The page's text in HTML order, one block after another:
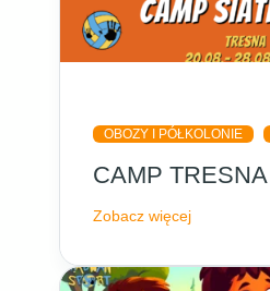
OBOZY I PÓŁKOLONIE
CAMP
Zobacz więcej